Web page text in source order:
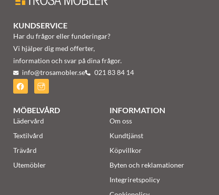
KUNDSERVICE
Har du frågor eller funderingar?
Vi hjälper dig med offerter,
information och svar på dina frågor.
info@trosamobler.se 021 83 84 14
MÖBELVÅRD
Lädervård
Textilvård
Trävård
Utemöbler
INFORMATION
Om oss
Kundtjänst
Köpvillkor
Byten och reklamationer
Integriretspolicy